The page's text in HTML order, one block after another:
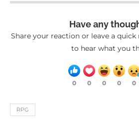
Have any
Share your reaction or leave a quick
to hear what you
0 0 0 0 0
RPG